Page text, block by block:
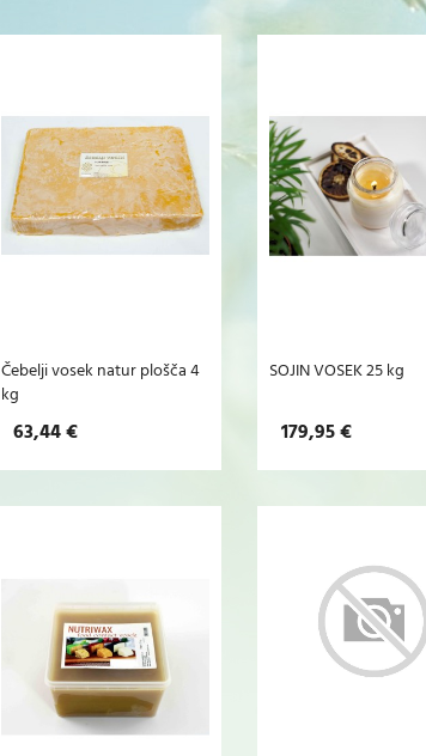
Čebelji vosek natur plošča 4
kg
63,44 €
SOJIN VOSEK 25 kg
179,95 €